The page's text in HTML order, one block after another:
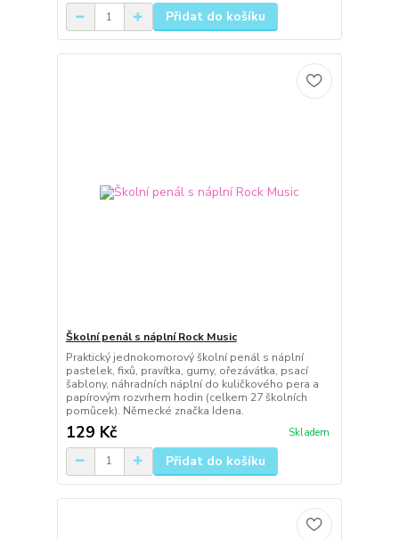
Přidat do košíku
Školní penál s náplní Rock Music
Praktický jednokomorový školní penál s náplní
pastelek, fixů, pravítka, gumy, ořezávátka, psací
šablony, náhradních náplní do kuličkového pera a
papírovým rozvrhem hodin (celkem 27 školních
pomůcek). Německé značka Idena.
129 Kč Skladem
Přidat do košíku